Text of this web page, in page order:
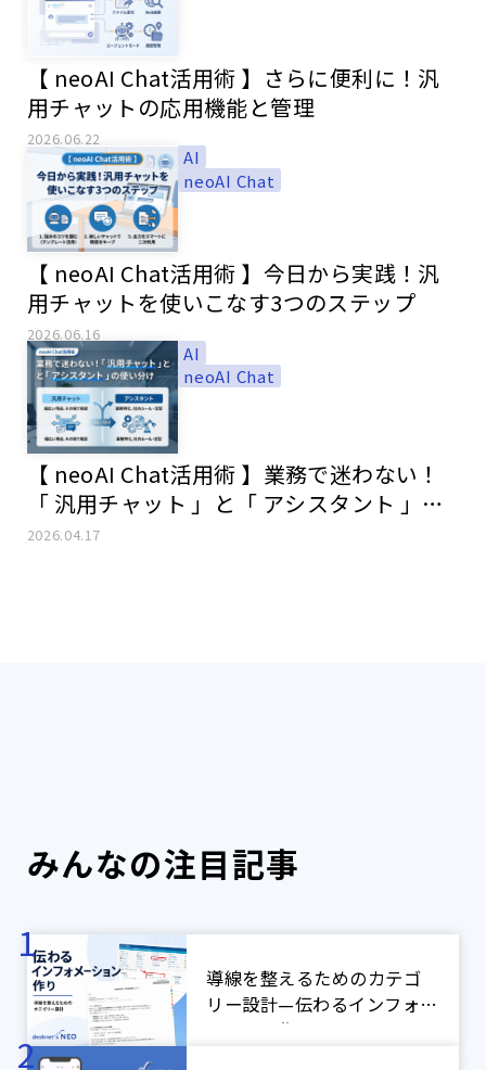
【 neoAI Chat活用術 】さらに便利に！汎
用チャットの応用機能と管理
2026.06.22
AI
neoAI Chat
【 neoAI Chat活用術 】今日から実践！汎
用チャットを使いこなす3つのステップ
2026.06.16
AI
neoAI Chat
【 neoAI Chat活用術 】業務で迷わない！
「 汎用チャット 」と「 アシスタント 」の
使い分け
2026.04.17
みんなの注目記事
導線を整えるためのカテゴ
リー設計—伝わるインフォメ
ーション作り